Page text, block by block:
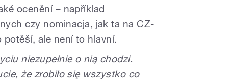
ocenění – například
czy nominacja, jak ta na CZ-
ale není to hlavní.
niezupełnie o nią chodzi.
że zrobiło się wszystko co